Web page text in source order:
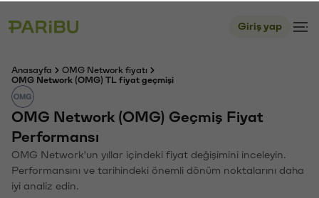
Giriş yap
Anasayfa
OMG Network fiyatı
OMG Network (OMG) TL fiyat geçmişi
OMG Network (OMG) Geçmiş Fiyat
Performansı
OMG Network'un yıllar içindeki fiyat değişimini inceleyin.
Performansını ve tarihindeki önemli dönüm noktalarını daha
iyi analiz edin.